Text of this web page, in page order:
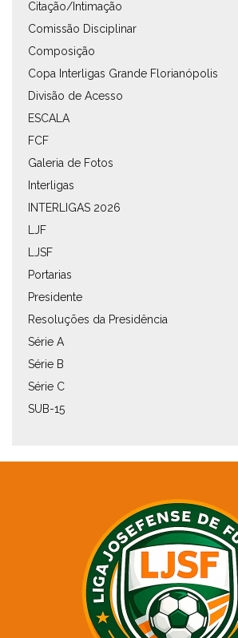
Citação/Intimação
Comissão Disciplinar
Composição
Copa Interligas Grande Florianópolis
Divisão de Acesso
ESCALA
FCF
Galeria de Fotos
Interligas
INTERLIGAS 2026
LJF
LJSF
Portarias
Presidente
Resoluções da Presidência
Série A
Série B
Série C
SUB-15